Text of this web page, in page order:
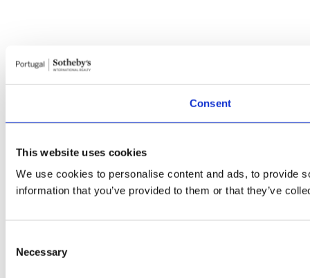
Consent
This website uses cookies
We use cookies to personalise content and ads, to provide
information that you’ve provided to them or that they’ve
Selection
Necessary